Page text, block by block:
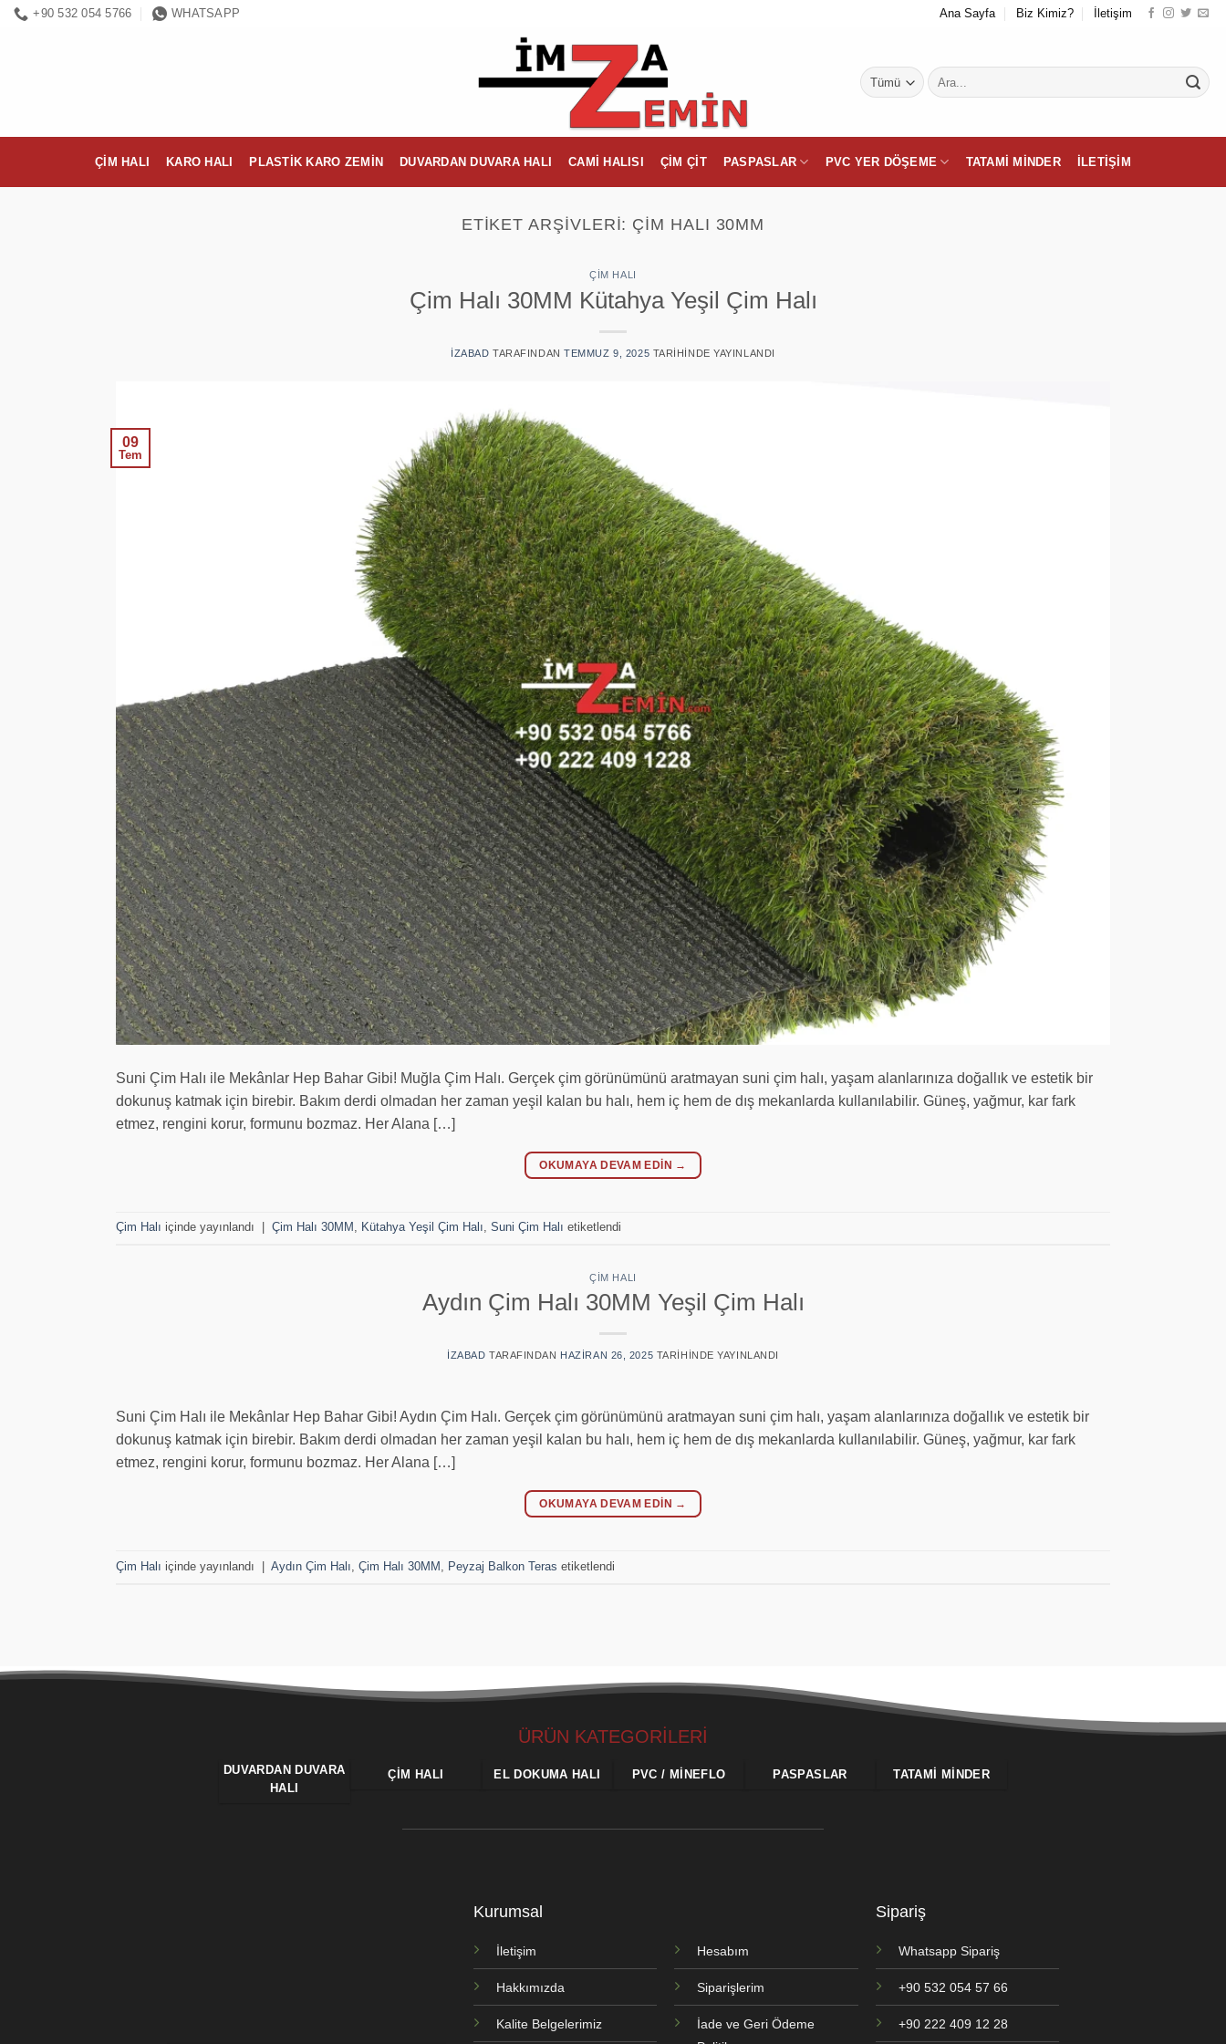
İçeriğe+90 532 054 5766 WHATSAPP Ana Sayfa Biz Kimiz? İletişim
Ara:
ÇIM HALI KARO HALI PLASTIK KARO ZEMIN DUVARDAN DUVARA HALI CAMI HALISI ÇIM ÇIT PASPASLAR PVC YER DÖŞEME TATAMI MINDER İLETIŞIM
ETIKET ARŞIVLERI: ÇIM HALI 30MM
ÇIM HALI
Çim Halı 30MM Kütahya Yeşil Çim Halı
IZABAD TARAFINDAN TEMMUZ 9, 2025 TARIHINDE YAYINLANDI
09
Tem
Suni Çim Halı ile Mekânlar Hep Bahar Gibi! Muğla Çim Halı. Gerçek çim görünümünü aratmayan suni çim halı, yaşam alanlarınıza doğallık ve estetik bir
dokunuş katmak için birebir. Bakım derdi olmadan her zaman yeşil kalan bu halı, hem iç hem de dış mekanlarda kullanılabilir. Güneş, yağmur, kar fark
etmez, rengini korur, formunu bozmaz. Her Alana […]
OKUMAYA DEVAM EDIN →
Çim Halı içinde yayınlandı Çim Halı 30MM , Kütahya Yeşil Çim Halı, Suni Çim Halı etiketlendi
ÇIM HALI
Aydın Çim Halı 30MM Yeşil Çim Halı
IZABAD TARAFINDAN HAZIRAN 26, 2025 TARIHINDE YAYINLANDI
Suni Çim Halı ile Mekânlar Hep Bahar Gibi! Aydın Çim Halı. Gerçek çim görünümünü aratmayan suni çim halı, yaşam alanlarınıza doğallık ve estetik bir
dokunuş katmak için birebir. Bakım derdi olmadan her zaman yeşil kalan bu halı, hem iç hem de dış mekanlarda kullanılabilir. Güneş, yağmur, kar fark
etmez, rengini korur, formunu bozmaz. Her Alana […]
OKUMAYA DEVAM EDIN →
Çim Halı içinde yayınlandı Aydın Çim Halı Çim Halı 30MM Peyzaj Balkon Teras etiketlendi
ÜRÜN KATEGORİLERİ
DUVARDAN DUVARA
HALI
ÇIM HALI EL DOKUMA HALI PVC / MINEFLO PASPASLAR TATAMI MINDER
Kurumsal
İletişim
Hakkımızda
Kalite Belgelerimiz
Hesabım
Siparişlerim
İade ve Geri Ödeme
Sipariş
Whatsapp Sipariş
+90 532 054 57 66
+90 222 409 12 28